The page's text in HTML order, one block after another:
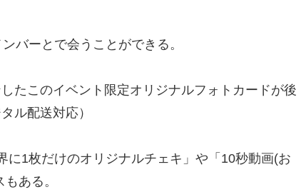
バーとで会うことができる。
たこのイベント限定オリジナルフォトカードが後
ル配送対応）
1枚だけのオリジナルチェキ」や「10秒動画(お
ある。